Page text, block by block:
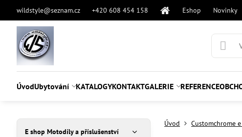
wildstyle@seznam.cz +420 608 454 158 Eshop Novinky
ÚvodUbytování KATALOGYKONTAKTGALERIE REFERENCE
Úvod Customchrome
E shop Motodíly a příslušenství